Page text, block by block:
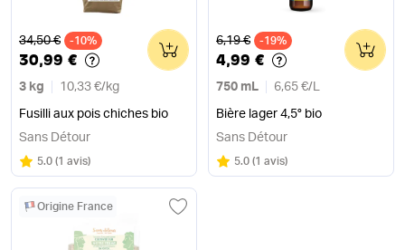
Ancien prix
34,50 € -10%
30,99 €
3 kg 10,33 €/ kg
Fusilli aux pois chiches bio
0
Sans Détour
Note
5.0 sur 5
(1 avis)
Ancien prix
6,19 € -19%
4,99 €
750 mL 6,65 €/ L
Bière lager 4,5° bio
0
Sans Détour
Note
5.0 sur 5
(1 avis)
Origine France